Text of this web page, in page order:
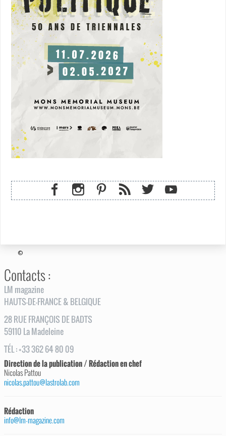
©
Contacts :
LM magazine
HAUTS-DE-FRANCE & BELGIQUE
28RUEFRANÇOIS DE BADTS
59110 La Madeleine
TÉL:+33 362 64 80 09
Direction de la publication / Rédaction en chef
Nicolas Pattou
nicolas.pattou@lastrolab.com
Rédaction
info@lm-magazine.com